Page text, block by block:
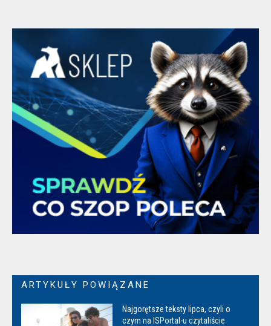
ARTYKUŁY POWIĄZANE
Najgorętsze teksty lipca, czyli o
czym na ISPortal-u czytaliście